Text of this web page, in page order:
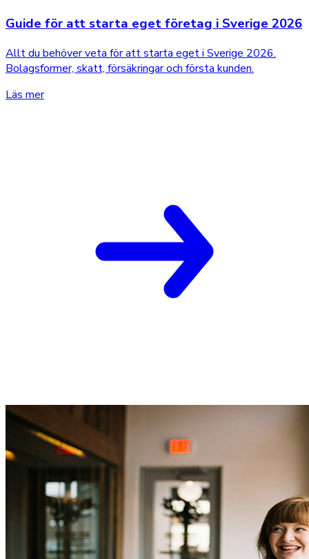
Guide för att starta eget företag i Sverige 2026
Allt du behöver veta för att starta eget i Sverige 2026.
Bolagsformer, skatt, försäkringar och första kunden.
Läs mer